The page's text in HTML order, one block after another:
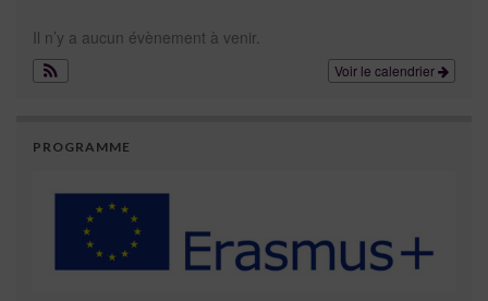
Il n’y a aucun évènement à venir.
Voir le calendrier
PROGRAMME